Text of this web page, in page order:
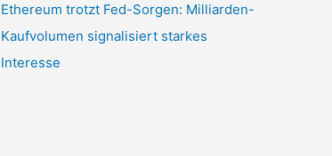
Ethereum trotzt Fed-Sorgen: Milliarden-
Kaufvolumen signalisiert starkes
Interesse